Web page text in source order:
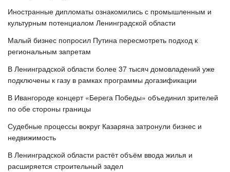
Иностранные дипломаты ознакомились с промышленным и
культурным потенциалом Ленинградской области
Малый бизнес попросил Путина пересмотреть подход к
региональным запретам
В Ленинградской области более 37 тысяч домовладений уже
подключены к газу в рамках программы догазификации
В Ивангороде концерт «Берега Победы» объединил зрителей
по обе стороны границы
Судебные процессы вокруг Казаряна затронули бизнес и
недвижимость
В Ленинградской области растёт объём ввода жилья и
расширяется строительный задел